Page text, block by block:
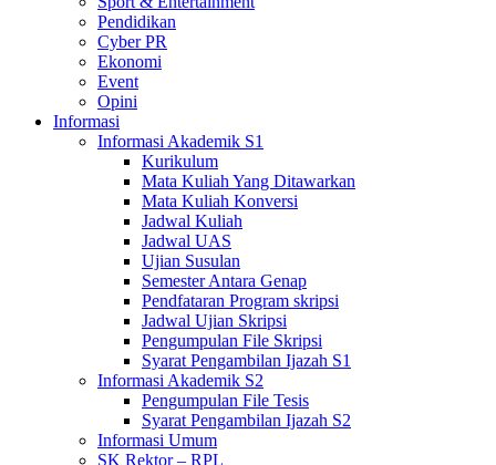
Pendidikan
Cyber PR
Ekonomi
Event
Opini
Informasi
Informasi Akademik S1
Kurikulum
Mata Kuliah Yang Ditawarkan
Mata Kuliah Konversi
Jadwal Kuliah
Jadwal UAS
Ujian Susulan
Semester Antara Genap
Pendfataran Program skripsi
Jadwal Ujian Skripsi
Pengumpulan File Skripsi
Syarat Pengambilan Ijazah S1
Informasi Akademik S2
Pengumpulan File Tesis
Syarat Pengambilan Ijazah S2
Informasi Umum
SK Rektor – RPL